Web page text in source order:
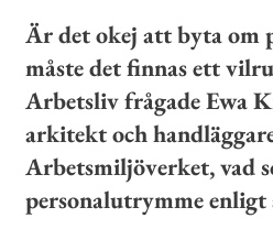
Är det okej att byta om
måste det finnas ett
Arbetsliv frågade Ewa
arkitekt och
Arbetsmiljöverket, vad
personalutrymme